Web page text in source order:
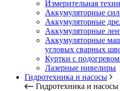
Измерительная
Аккумуляторные
Аккумуляторные
Аккумуляторные
Аккумуляторные
угловых сварных
Куртки с
Лазерные нивелиры
Гидротехника и насосы
Гидротехника и насосы